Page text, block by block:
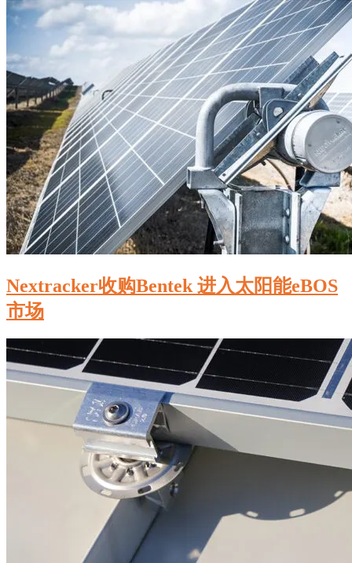
Nextracker收购Bentek 进入太阳能eBOS
市场